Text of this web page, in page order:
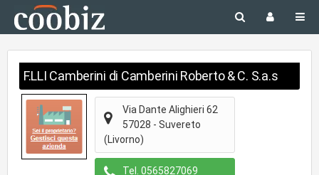
F.LLI Camberini di Camberini Roberto & C. S.a.s
Via Dante Alighieri 62
57028 - Suvereto
(Livorno)
Tel. 0565827069